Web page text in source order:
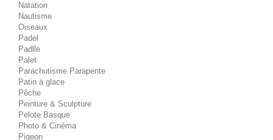
Natation
Nautisme
Oiseaux
Padel
Padlle
Palet
Parachutisme Parapente
Patin à glace
Pêche
Peinture & Sculpture
Pelote Basque
Photo & Cinéma
Pigeon